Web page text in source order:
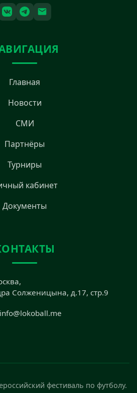
Главная
Новости
СМИ
Партнёры
Турниры
кабинет
Документы
Солженицына, д.17, стр.9
info@lokoball.me
фестиваль по футболу.